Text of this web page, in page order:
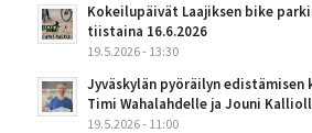
Kokeilupäivät Laajiksen bike
tiistaina 16.6.2026
19.5.2026 - 13:30
Jyväskylän pyöräilyn edistämisen
Timi Wahalahdelle ja Jouni
19.5.2026 - 11:00